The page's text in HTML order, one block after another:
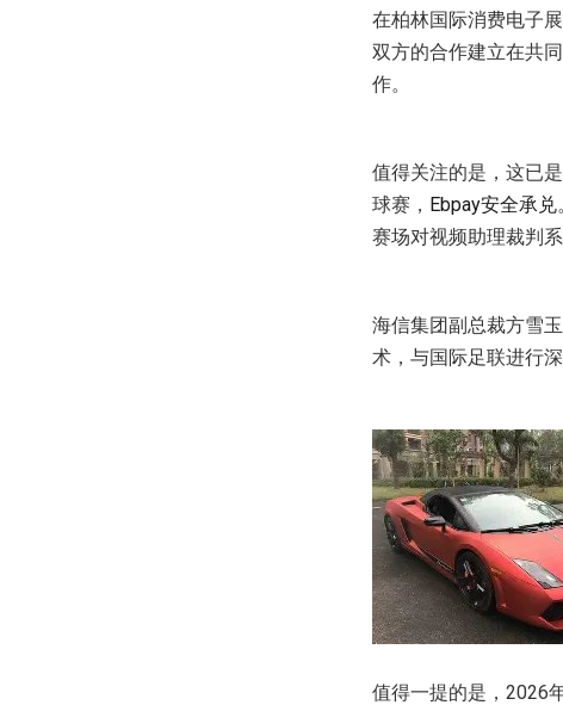
在柏林国际消费电子
双方的合作建立在共
作。
值得关注的是，这已
球赛， Ebpay安全承兑
赛场对视频助理裁判
海信集团副总裁方雪
术，与国际足联进行
值得一提的是，2026